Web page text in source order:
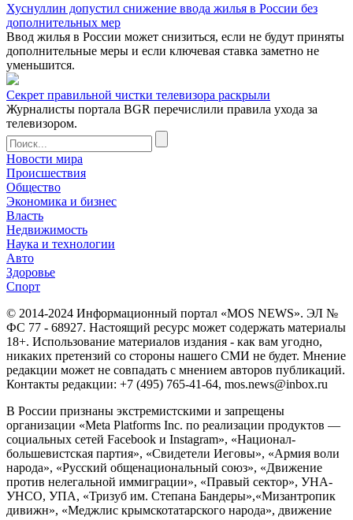
Хуснуллин допустил снижение ввода жилья в России без
дополнительных мер
Ввод жилья в России может снизиться, если не будут приняты
дополнительные меры и если ключевая ставка заметно не
уменьшится.
Секрет правильной чистки телевизора раскрыли
Журналисты портала BGR перечислили правила ухода за
телевизором.
Новости мира
Происшествия
Общество
Экономика и бизнес
Власть
Недвижимость
Наука и технологии
Авто
Здоровье
Спорт
© 2014-2024 Информационный портал «MOS NEWS». ЭЛ №
ФС 77 - 68927. Настоящий ресурс может содержать материалы
18+. Использование материалов издания - как вам угодно,
никаких претензий со стороны нашего СМИ не будет. Мнение
редакции может не совпадать с мнением авторов публикаций.
Контакты редакции: +7 (495) 765-41-64, mos.news@inbox.ru
В России признаны экстремистскими и запрещены
организации «Meta Platforms Inc. по реализации продуктов —
социальных сетей Facebook и Instagram», «Национал-
большевистская партия», «Свидетели Иеговы», «Армия воли
народа», «Русский общенациональный союз», «Движение
против нелегальной иммиграции», «Правый сектор», УНА-
УНСО, УПА, «Тризуб им. Степана Бандеры»,«Мизантропик
дивижн», «Меджлис крымскотатарского народа», движение